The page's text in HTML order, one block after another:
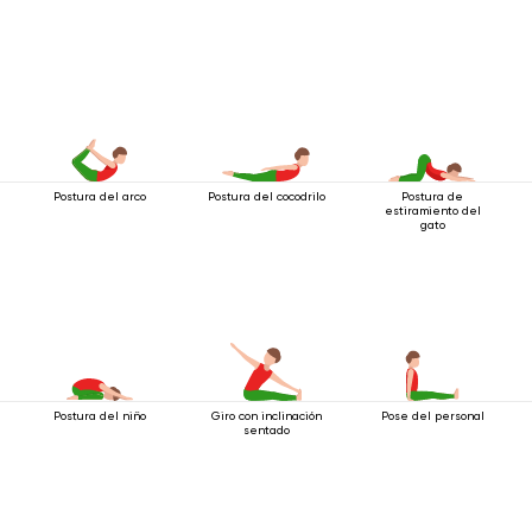
Postura del arco Postura del cocodrilo
Postura de
estiramiento del
gato
Postura del niño
Giro con inclinación
sentado
Pose del personal